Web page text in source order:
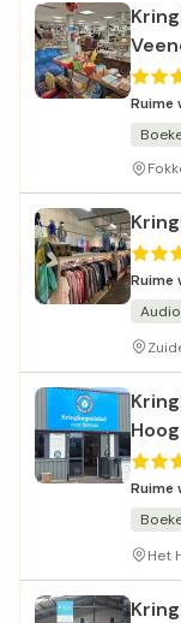
Ruime
Ruime
Ruime